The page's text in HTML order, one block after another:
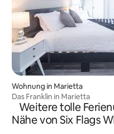
Wohnung in Marietta
Das Franklin in Marietta
Weitere tolle
Nähe von Six Flags